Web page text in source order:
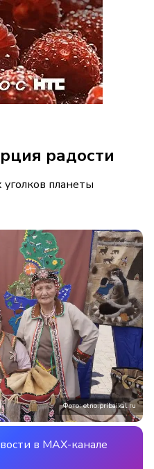
радости
планеты
Фото: etno.pribaikal.ru
в MAX-канале